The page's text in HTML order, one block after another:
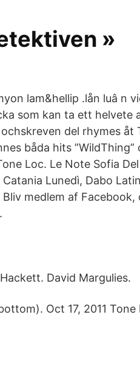
»
lam&hellip .lån luâ n
som kan ta ett helvete
del rhymes åt
båda hits ”WildThing”
Loc. Le Note Sofia
Lunedì, Dabo
medlem af
David Margulies.
Oct 17, 2011 Tone